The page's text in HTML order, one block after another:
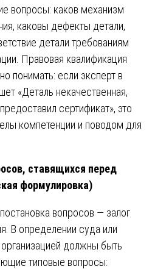
вопросы: каков механизм
каковы дефекты детали,
детали требованиям
Правовая квалификация
понимать: если эксперт в
«Деталь некачественная,
сертификат», это
компетенции и поводом для
ставящихся перед
формулировка)
вопросов — залог
В определении суда или
организацией должны быть
типовые вопросы: